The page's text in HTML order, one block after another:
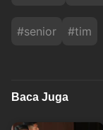
#senior #tim
Baca Juga